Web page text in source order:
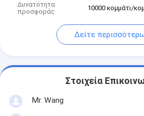
Δυνατότητα
προσφοράς
10000 κομμάτι/
Δείτε
Στοιχεία
Mr. Wang